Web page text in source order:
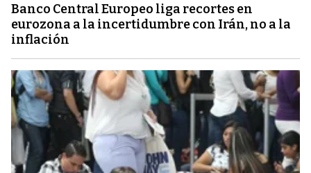
Banco Central Europeo liga recortes en
eurozona a la incertidumbre con Irán, no a la
inflación